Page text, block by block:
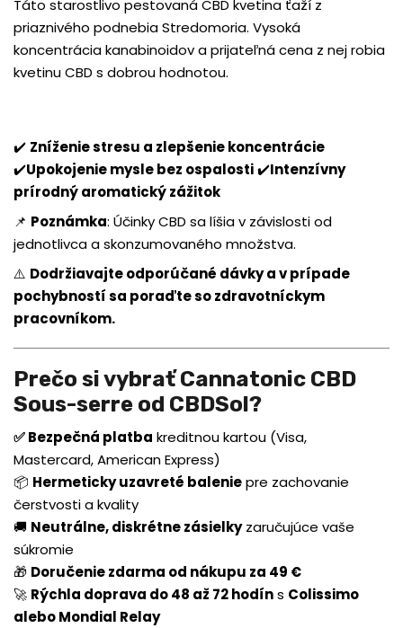
Táto starostlivo pestovaná CBD kvetina ťaží z
priaznivého podnebia Stredomoria. Vysoká
koncentrácia kanabinoidov a prijateľná cena z nej robia
kvetinu CBD s dobrou hodnotou.
✔️ Zníženie stresu a zlepšenie koncentrácie
✔️Upokojenie mysle bez ospalosti✔️Intenzívny
prírodný aromatický zážitok
📌 Poznámka: Účinky CBD sa líšia v závislosti od
jednotlivca a skonzumovaného množstva.
⚠️ Dodržiavajte odporúčané dávky a v prípade
pochybností sa poraďte so zdravotníckym
pracovníkom.
Prečo si vybrať Cannatonic CBD
Sous-serre od CBDSol?
✅ Bezpečná platba kreditnou kartou (Visa,
Mastercard, American Express)
📦 Hermeticky uzavreté baleniepre zachovanie
čerstvosti a kvality
🚚 Neutrálne, diskrétne zásielkyzaručujúce vaše
súkromie
🎁 Doručenie zdarma od nákupu za 49 €
🚀 Rýchla doprava do 48 až 72 hodíns Colissimo
alebo Mondial Relay